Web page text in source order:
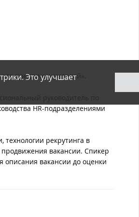
предпринимателей».
руководитель по
HR-подразделениями
рекрутинга в
вакансии. Спикер
описания вакансии до оценки
Это улучшает